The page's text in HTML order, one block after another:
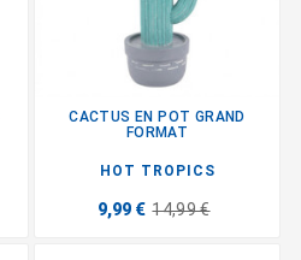
CACTUS EN POT GRAND
FORMAT
HOT TROPICS
9,99 € 14,99 €